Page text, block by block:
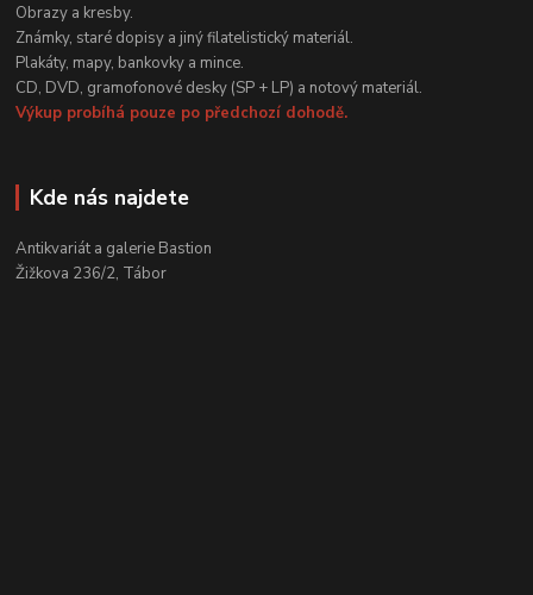
Obrazy a kresby.
Známky, staré dopisy a jiný filatelistický materiál.
Plakáty, mapy, bankovky a mince.
CD, DVD, gramofonové desky (SP + LP) a notový materiál.
Výkup probíhá pouze po předchozí dohodě.
Kde nás najdete
Antikvariát a galerie Bastion
Žižkova 236/2, Tábor